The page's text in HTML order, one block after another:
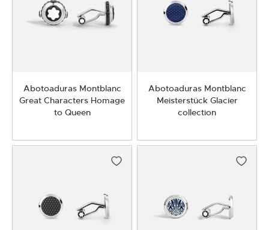
Abotoaduras Montblanc
Great Characters Homage
to Queen
Abotoaduras Montblanc
Meisterstück Glacier
collection